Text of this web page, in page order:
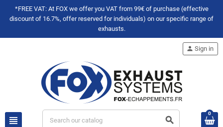
*FREE VAT: At FOX we offer you VAT from 99€ of purchase (effective
discount of 16.7%, offer reserved for individuals) on our specific range of
exhausts.
view_headline search
person Sign in
0